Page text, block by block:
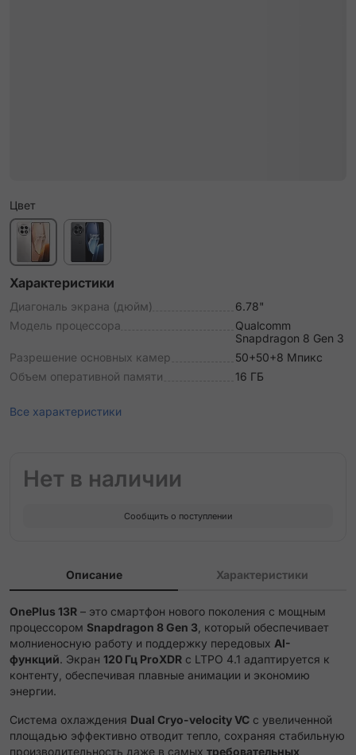
Цвет
Характеристики
Диагональ экрана (дюйм)
6.78"
Модель процессора
Qualcomm
Snapdragon 8 Gen 3
Разрешение основных камер
50+50+8 Мпикс
Объем оперативной памяти
16 ГБ
Все характеристики
Нет в наличии
Сообщить о поступлении
Описание Характеристики
OnePlus 13R – это смартфон нового поколения с мощным
процессором Snapdragon 8 Gen 3 , который обеспечивает
молниеносную работу и поддержку передовых AI-
функций. Экран 120 Гц ProXDR с LTPO 4.1 адаптируется к
контенту, обеспечивая плавные анимации и экономию
энергии.
Система охлаждения Dual Cryo-velocity VC с увеличенной
площадью эффективно отводит тепло, сохраняя стабильную
производительность даже в самых требовательных